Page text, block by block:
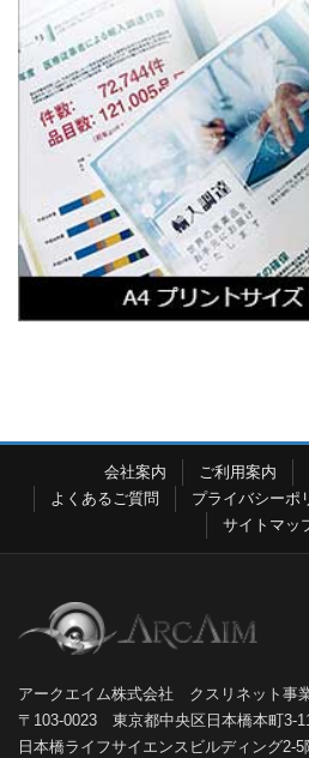
会社案内 ご利用案内
よくあるご質問
プライバシーポ
サイトマッ
アークエイム株式会社 クスリネット事
〒103-0023 東京都中央区日本橋本町3-
日本橋ライフサイエンスビルディング2-5